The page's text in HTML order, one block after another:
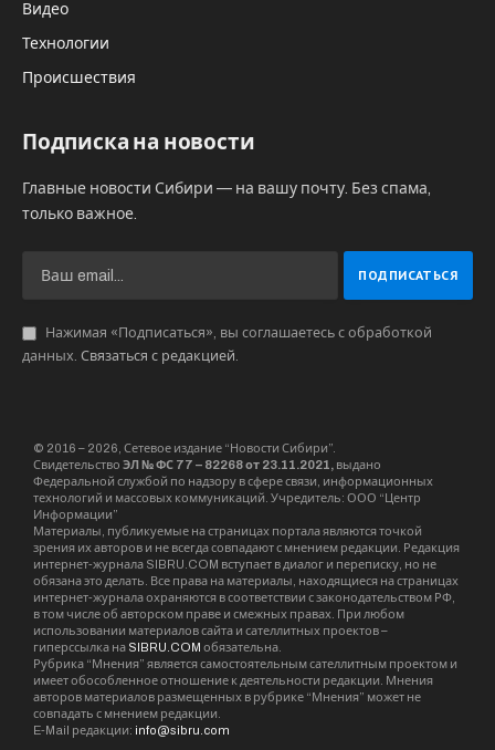
Видео
Технологии
Происшествия
Подписка на новости
Главные новости Сибири — на вашу почту. Без спама,
только важное.
Нажимая «Подписаться», вы соглашаетесь с обработкой
данных. Связаться с редакцией.
© 2016 – 2026, Сетевое издание “Новости Сибири”.
Свидетельство ЭЛ № ФС 77 – 82268 от 23.11.2021, выдано
Федеральной службой по надзору в сфере связи, информационных
технологий и массовых коммуникаций. Учредитель: ООО “Центр
Информации”
Материалы, публикуемые на страницах портала являются точкой
зрения их авторов и не всегда совпадают с мнением редакции. Редакция
интернет-журнала SIBRU.COM вступает в диалог и переписку, но не
обязана это делать. Все права на материалы, находящиеся на страницах
интернет-журнала охраняются в соответствии с законодательством РФ,
в том числе об авторском праве и смежных правах. При любом
использовании материалов сайта и сателлитных проектов –
гиперссылка на SIBRU.COM обязательна.
Рубрика “Мнения” является самостоятельным сателлитным проектом и
имеет обособленное отношение к деятельности редакции. Мнения
авторов материалов размещенных в рубрике “Мнения” может не
совпадать с мнением редакции.
E-Mail редакции: info@sibru.com